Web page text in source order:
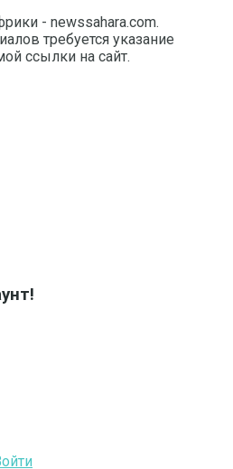
- newssahara.com.
требуется указание
ссылки на сайт.